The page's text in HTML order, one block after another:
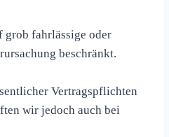
grob fahrlässige oder
beschränkt.
Vertragspflichten
wir jedoch auch bei